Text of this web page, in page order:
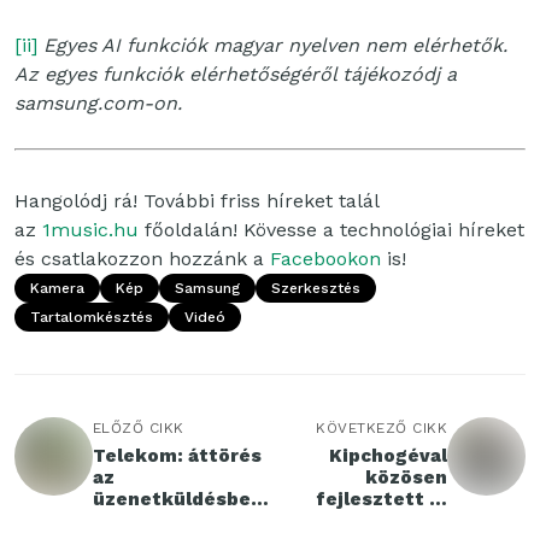
[ii] Egyes AI funkciók magyar nyelven nem elérhetők.
Az egyes funkciók elérhetőségéről tájékozódj a
samsung.com-on.
Hangolódj rá! További friss híreket talál
az 1music.hu főoldalán! Kövesse a technológiai híreket
és csatlakozzon hozzánk a Facebookon is!
Kamera Kép Samsung
Szerkesztés
Tartalomkésztés
Videó
ELŐZŐ CIKK
Telekom: áttörés
az
üzenetküldésben
KÖVETKEZŐ CIKK
Kipchogéval
közösen
fejlesztett új